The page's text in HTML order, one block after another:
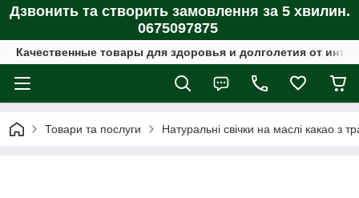
Дзвонить та створить замовлення за 5 хвилин.
0675097875
Качественные товары для здоровья и долголетия от
Товари та послуги Натуральні свічки на маслі какао з